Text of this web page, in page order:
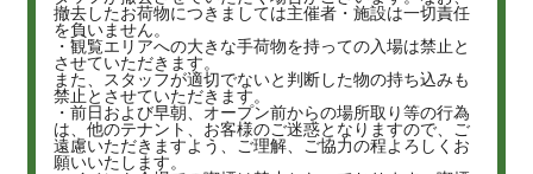
撤去したお荷物につきましては主催者・施設は一切責任
を負いません。
・観覧エリアへの大きな手荷物を持っての入場は禁止と
させていただきます。
また、スタッフが適切でないと判断した物の持ち込みも
禁止とさせていただきます。
・前日および早朝、オープン前からの場所取り等の行為
は、他のテナント、お客様のご迷惑となりますので、ご
遠慮いただきますよう、ご理解、ご協力の程よろしくお
願いいたします。